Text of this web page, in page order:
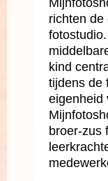
richten de
kind
tijdens de
eigenheid
broer-zus